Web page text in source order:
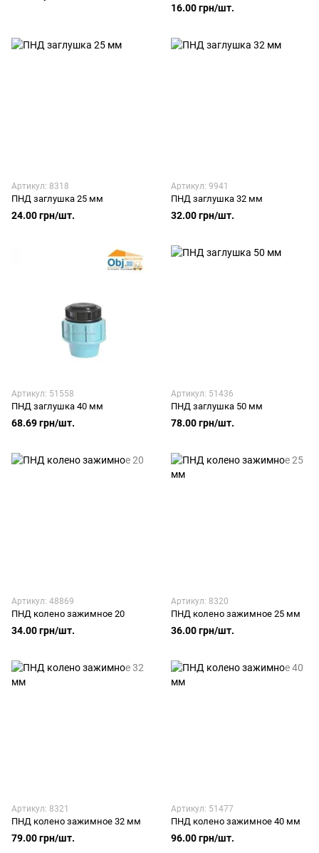
16.00 грн/шт.
Артикул: 8318
ПНД заглушка 25 мм
24.00 грн/шт.
Артикул: 9941
ПНД заглушка 32 мм
32.00 грн/шт.
Артикул: 51558
ПНД заглушка 40 мм
68.69 грн/шт.
Артикул: 51436
ПНД заглушка 50 мм
78.00 грн/шт.
Артикул: 48869
ПНД колено зажимное 20
34.00 грн/шт.
Артикул: 8320
ПНД колено зажимное 25 мм
36.00 грн/шт.
Артикул: 8321
ПНД колено зажимное 32 мм
79.00 грн/шт.
Артикул: 51477
ПНД колено зажимное 40 мм
96.00 грн/шт.